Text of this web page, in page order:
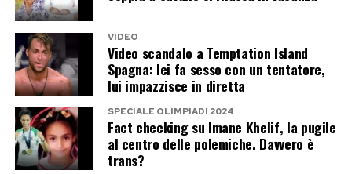
Il vero ultimo amore di Diana resta
un mistero
A distanza di quasi trent’anni, la domanda resta
senza una risposta definitiva.
Hasnat Khan è stato probabilmente l’uomo con
cui Diana aveva immaginato un amore profondo
VIDEO
Video scandalo a Temptation Island
Spagna: lei fa sesso con un tentatore,
lui impazzisce in diretta
SPECIALE OLIMPIADI 2024
Fact checking su Imane Khelif, la pugile
al centro delle polemiche. Davvero è
trans?